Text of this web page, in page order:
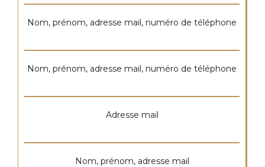
Nom, prénom, adresse mail, numéro de téléphone
Nom, prénom, adresse mail, numéro de téléphone
Adresse mail
Nom, prénom, adresse mail